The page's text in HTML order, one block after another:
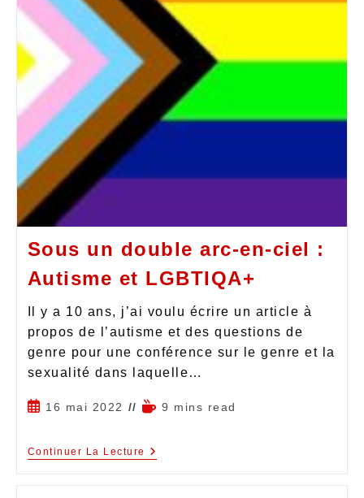
Sous un double arc-en-ciel :
Autisme et LGBTIQA+
Il y a 10 ans, j’ai voulu écrire un article à
propos de l’autisme et des questions de
genre pour une conférence sur le genre et la
sexualité dans laquelle…
16 mai 2022 9 mins read
Continuer La Lecture